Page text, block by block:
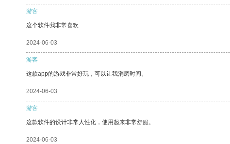
游客
这个软件我非常喜欢
2024-06-03
游客
这款app的游戏非常好玩，可以让我消磨时间。
2024-06-03
游客
这款软件的设计非常人性化，使用起来非常舒服。
2024-06-03